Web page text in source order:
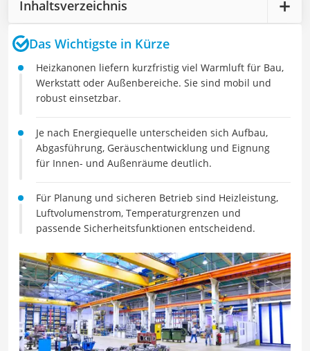
Inhaltsverzeichnis
Das Wichtigste in Kürze
Heizkanonen liefern kurzfristig viel Warmluft für Bau,
Werkstatt oder Außenbereiche. Sie sind mobil und
robust einsetzbar.
Je nach Energiequelle unterscheiden sich Aufbau,
Abgasführung, Geräuschentwicklung und Eignung
für Innen- und Außenräume deutlich.
Für Planung und sicheren Betrieb sind Heizleistung,
Luftvolumenstrom, Temperaturgrenzen und
passende Sicherheitsfunktionen entscheidend.